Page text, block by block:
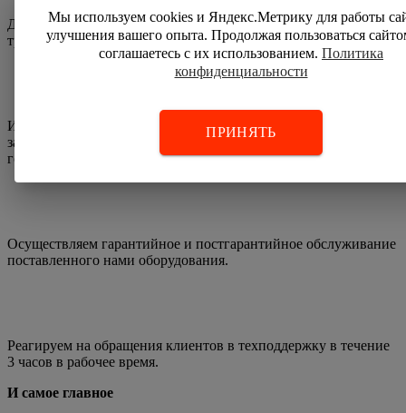
Мы используем cookies и Яндекс.Метрику для работы
улучшения вашего опыта. Продолжая пользоваться
соглашаетесь с их использованием. Политика
конфиденциальности
ПРИНЯТЬ
Доставим оборудование в любой регион удобной вам
транспортной компанией.
Изготовим преобразователи и призмы под заказ, если Ваша
задача контроля уникальна и ещё не решена широким набором
готовых комплектующих.
Осуществляем гарантийное и постгарантийное обслуживание
поставленного нами оборудования.
Реагируем на обращения клиентов в техподдержку в течение
3 часов в рабочее время.
И самое главное